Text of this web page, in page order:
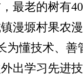
最老的树有
漫塬村果农
为懂技术、善
出学习先进